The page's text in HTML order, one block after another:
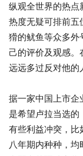
纵观全世界的热点
热度无疑可排前五
猾的鱿鱼等众多外
己的评价及观感。
远远多过反对他的
据一家中国上市企
是希望卢拉当选
有些利益冲突，比
八年期内种种，